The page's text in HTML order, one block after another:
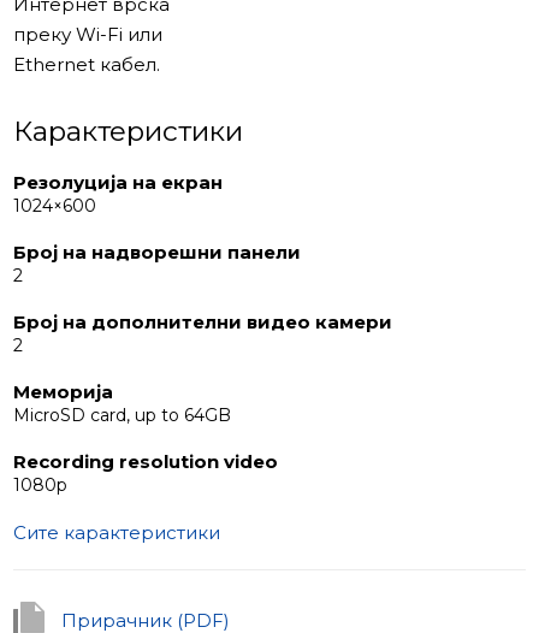
преку Wi-Fi или
Ethernet кабел.
Карактеристики
Резолуција на екран
1024×600
Број на надворешни панели
2
Број на дополнителни видео камери
2
Меморија
MicroSD card, up to 64GB
Recording resolution video
1080р
Сите карактеристики
Прирачник (PDF)